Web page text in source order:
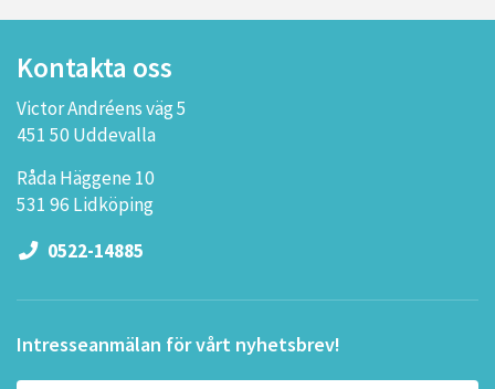
Kontakta oss
Victor Andréens väg 5
451 50 Uddevalla
Råda Häggene 10
531 96 Lidköping
0522-14885
Intresseanmälan för vårt nyhetsbrev!